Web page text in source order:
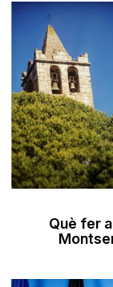
Què fer